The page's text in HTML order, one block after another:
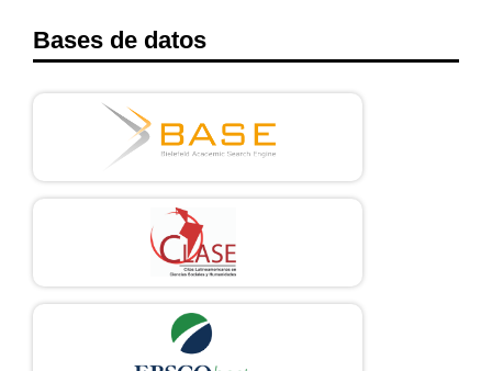
Bases de datos